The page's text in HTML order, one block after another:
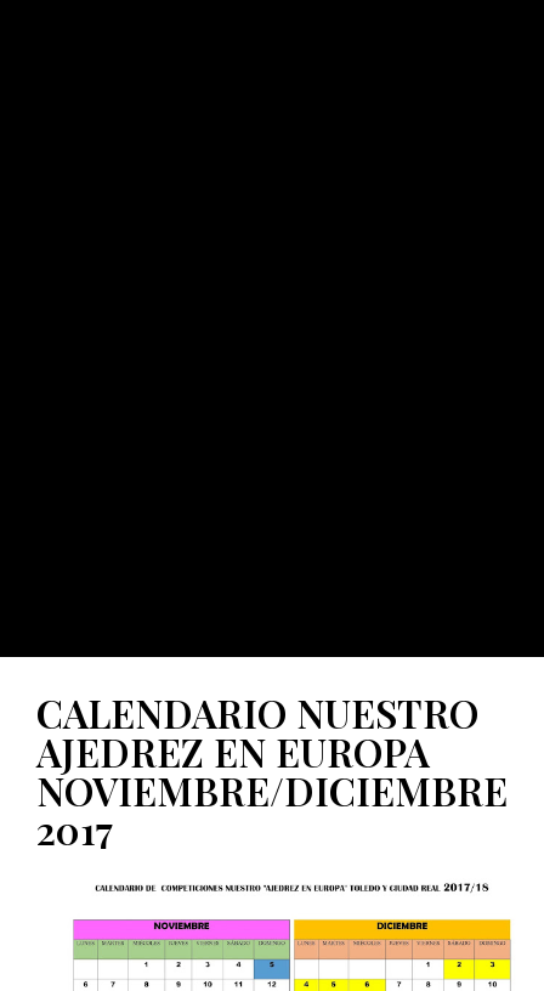
CALENDARIO NUESTRO
AJEDREZ EN EUROPA
NOVIEMBRE/DICIEMBRE
2017